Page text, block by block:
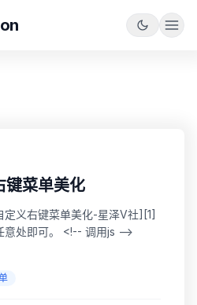
键菜单美化
义右键菜单美化-星泽V社][1]
意处即可。 <!-- 调用js -->
美化 --> <style